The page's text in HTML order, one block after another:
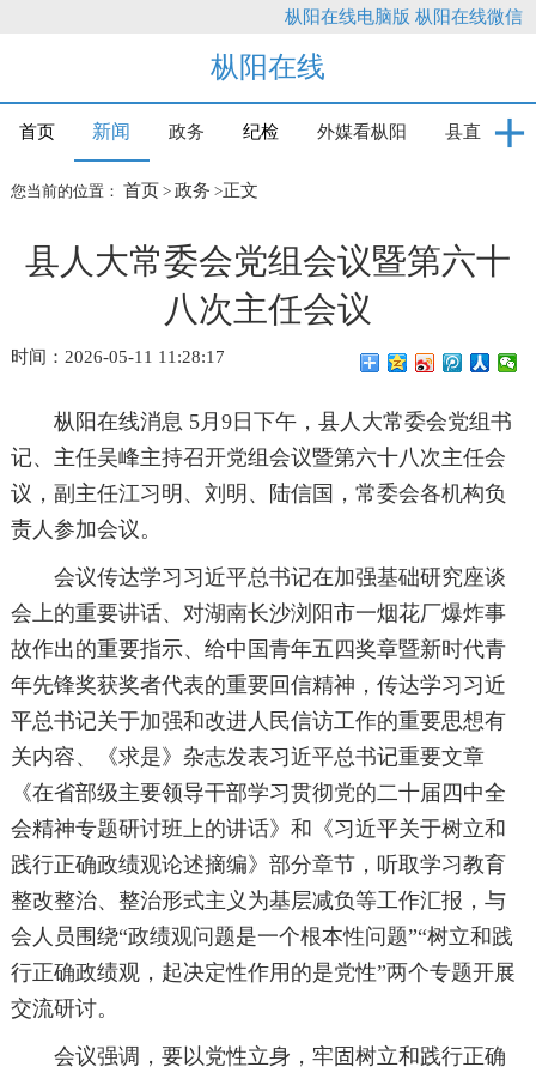
枞阳在线电脑版 枞阳在线微信
枞阳在线
首页 新闻 政务 纪检 外媒看枞阳 县直
您当前的位置： 首页 > 政务 >正文
县人大常委会党组会议暨第六十
八次主任会议
时间：2026-05-11 11:28:17
枞阳在线消息 5月9日下午，县人大常委会党组书
记、主任吴峰主持召开党组会议暨第六十八次主任会
议，副主任江习明、刘明、陆信国，常委会各机构负
责人参加会议。
会议传达学习习近平总书记在加强基础研究座谈
会上的重要讲话、对湖南长沙浏阳市一烟花厂爆炸事
故作出的重要指示、给中国青年五四奖章暨新时代青
年先锋奖获奖者代表的重要回信精神，传达学习习近
平总书记关于加强和改进人民信访工作的重要思想有
关内容、《求是》杂志发表习近平总书记重要文章
《在省部级主要领导干部学习贯彻党的二十届四中全
会精神专题研讨班上的讲话》和《习近平关于树立和
践行正确政绩观论述摘编》部分章节，听取学习教育
整改整治、整治形式主义为基层减负等工作汇报，与
会人员围绕“政绩观问题是一个根本性问题”“树立和践
行正确政绩观，起决定性作用的是党性”两个专题开展
交流研讨。
会议强调，要以党性立身，牢固树立和践行正确